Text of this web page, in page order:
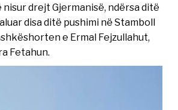
drejt Gjermanisë, ndërsa ditë
disa ditë pushimi në Stamboll
e Ermal Fejzullahut,
Fetahun.